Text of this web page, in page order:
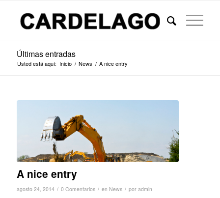
Últimas entradas
Usted está aquí: Inicio / News / A nice entry
A nice entry
agosto 24, 2014 / 0 Comentarios / en News / por admin